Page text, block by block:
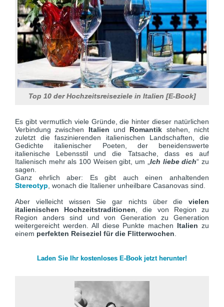
Top 10 der Hochzeitsreiseziele in Italien [E-Book]
Es gibt vermutlich viele Gründe, die hinter dieser natürlichen
Verbindung zwischen Italien und Romantik stehen, nicht
zuletzt die faszinierenden italienischen Landschaften, die
Gedichte italienischer Poeten, der beneidenswerte
italienische Lebensstil und die Tatsache, dass es auf
Italienisch mehr als 100 Weisen gibt, um „ Ich liebe dich“ zu
sagen.
Ganz ehrlich aber: Es gibt auch einen anhaltenden
Stereotyp , wonach die Italiener unheilbare Casanovas sind.
Aber vielleicht wissen Sie gar nichts über die vielen
italienischen Hochzeitstraditionen , die von Region zu
Region anders sind und von Generation zu Generation
weitergereicht werden. All diese Punkte machen Italien zu
einem perfekten Reiseziel für die Flitterwochen
Laden Sie Ihr kostenloses E-Book jetzt herunter!